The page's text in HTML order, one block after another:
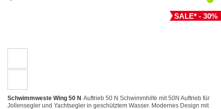
SALE* - 30%
Schwimmweste Wing 50 N Auftrieb 50 N Schwimmhilfe mit 50N Auftrieb für
Jollensegler und Yachtsegler in geschütztem Wasser. Modernes Design mit